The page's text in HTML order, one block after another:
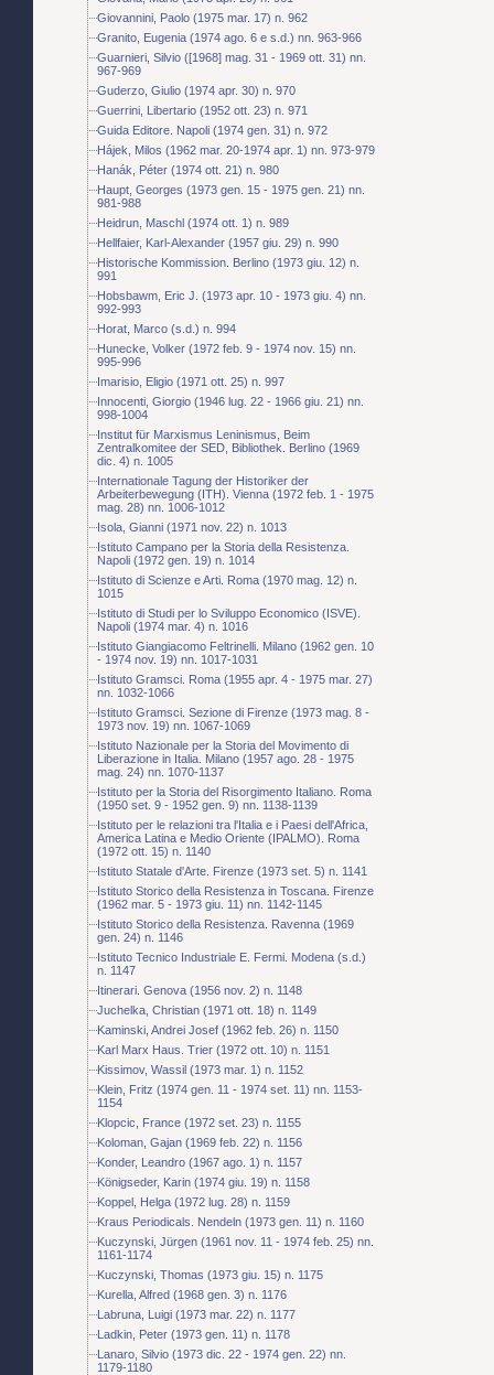
Giovannini, Paolo (1975 mar. 17) n. 962
Granito, Eugenia (1974 ago. 6 e s.d.) nn. 963-966
Guarnieri, Silvio ([1968] mag. 31 - 1969 ott. 31) nn.
967-969
Guderzo, Giulio (1974 apr. 30) n. 970
Guerrini, Libertario (1952 ott. 23) n. 971
Guida Editore. Napoli (1974 gen. 31) n. 972
Hájek, Milos (1962 mar. 20-1974 apr. 1) nn. 973-979
Hanák, Péter (1974 ott. 21) n. 980
Haupt, Georges (1973 gen. 15 - 1975 gen. 21) nn.
981-988
Heidrun, Maschl (1974 ott. 1) n. 989
Hellfaier, Karl-Alexander (1957 giu. 29) n. 990
Historische Kommission. Berlino (1973 giu. 12) n.
991
Hobsbawm, Eric J. (1973 apr. 10 - 1973 giu. 4) nn.
992-993
Horat, Marco (s.d.) n. 994
Hunecke, Volker (1972 feb. 9 - 1974 nov. 15) nn.
995-996
Imarisio, Eligio (1971 ott. 25) n. 997
Innocenti, Giorgio (1946 lug. 22 - 1966 giu. 21) nn.
998-1004
Institut für Marxismus Leninismus, Beim
Zentralkomitee der SED, Bibliothek. Berlino (1969
dic. 4) n. 1005
Internationale Tagung der Historiker der
Arbeiterbewegung (ITH). Vienna (1972 feb. 1 - 1975
mag. 28) nn. 1006-1012
Isola, Gianni (1971 nov. 22) n. 1013
Istituto Campano per la Storia della Resistenza.
Napoli (1972 gen. 19) n. 1014
Istituto di Scienze e Arti. Roma (1970 mag. 12) n.
1015
Istituto di Studi per lo Sviluppo Economico (ISVE).
Napoli (1974 mar. 4) n. 1016
Istituto Giangiacomo Feltrinelli. Milano (1962 gen. 10
- 1974 nov. 19) nn. 1017-1031
Istituto Gramsci. Roma (1955 apr. 4 - 1975 mar. 27)
nn. 1032-1066
Istituto Gramsci. Sezione di Firenze (1973 mag. 8 -
1973 nov. 19) nn. 1067-1069
Istituto Nazionale per la Storia del Movimento di
Liberazione in Italia. Milano (1957 ago. 28 - 1975
mag. 24) nn. 1070-1137
Istituto per la Storia del Risorgimento Italiano. Roma
(1950 set. 9 - 1952 gen. 9) nn. 1138-1139
Istituto per le relazioni tra l'Italia e i Paesi dell'Africa,
America Latina e Medio Oriente (IPALMO). Roma
(1972 ott. 15) n. 1140
Istituto Statale d'Arte. Firenze (1973 set. 5) n. 1141
Istituto Storico della Resistenza in Toscana. Firenze
(1962 mar. 5 - 1973 giu. 11) nn. 1142-1145
Istituto Storico della Resistenza. Ravenna (1969
gen. 24) n. 1146
Istituto Tecnico Industriale E. Fermi. Modena (s.d.)
n. 1147
Itinerari. Genova (1956 nov. 2) n. 1148
Juchelka, Christian (1971 ott. 18) n. 1149
Kaminski, Andrei Josef (1962 feb. 26) n. 1150
Karl Marx Haus. Trier (1972 ott. 10) n. 1151
Kissimov, Wassil (1973 mar. 1) n. 1152
Klein, Fritz (1974 gen. 11 - 1974 set. 11) nn. 1153-
1154
Klopcic, France (1972 set. 23) n. 1155
Koloman, Gajan (1969 feb. 22) n. 1156
Konder, Leandro (1967 ago. 1) n. 1157
Königseder, Karin (1974 giu. 19) n. 1158
Koppel, Helga (1972 lug. 28) n. 1159
Kraus Periodicals. Nendeln (1973 gen. 11) n. 1160
Kuczynski, Jürgen (1961 nov. 11 - 1974 feb. 25) nn.
1161-1174
Kuczynski, Thomas (1973 giu. 15) n. 1175
Kurella, Alfred (1968 gen. 3) n. 1176
Labruna, Luigi (1973 mar. 22) n. 1177
Ladkin, Peter (1973 gen. 11) n. 1178
Lanaro, Silvio (1973 dic. 22 - 1974 gen. 22) nn.
1179-1180